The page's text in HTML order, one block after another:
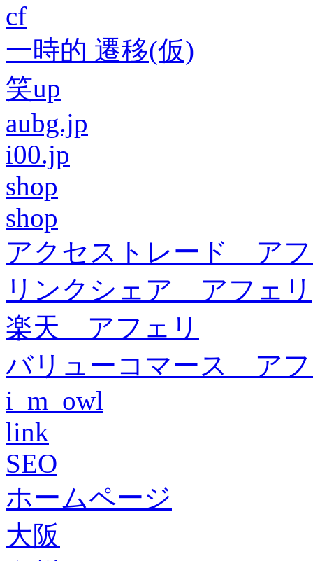
cf
一時的 遷移(仮)
笑up
aubg.jp
i00.jp
shop
shop
アクセストレード ア
リンクシェア アフェリ
楽天 アフェリ
バリューコマース ア
i_m_owl
link
SEO
ホームページ
大阪